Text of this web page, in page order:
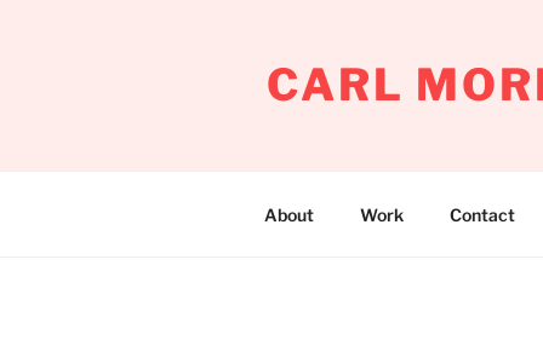
CARL
About Work Contact